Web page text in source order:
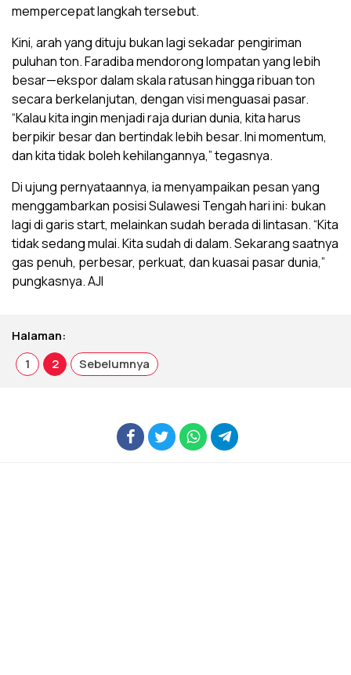
mempercepat langkah tersebut.
Kini, arah yang dituju bukan lagi sekadar pengiriman
puluhan ton. Faradiba mendorong lompatan yang lebih
besar—ekspor dalam skala ratusan hingga ribuan ton
secara berkelanjutan, dengan visi menguasai pasar.
“Kalau kita ingin menjadi raja durian dunia, kita harus
berpikir besar dan bertindak lebih besar. Ini momentum,
dan kita tidak boleh kehilangannya,” tegasnya.
Di ujung pernyataannya, ia menyampaikan pesan yang
menggambarkan posisi Sulawesi Tengah hari ini: bukan
lagi di garis start, melainkan sudah berada di lintasan. “Kita
tidak sedang mulai. Kita sudah di dalam. Sekarang saatnya
gas penuh, perbesar, perkuat, dan kuasai pasar dunia,”
pungkasnya. AJI
Halaman:
1
2 Sebelumnya